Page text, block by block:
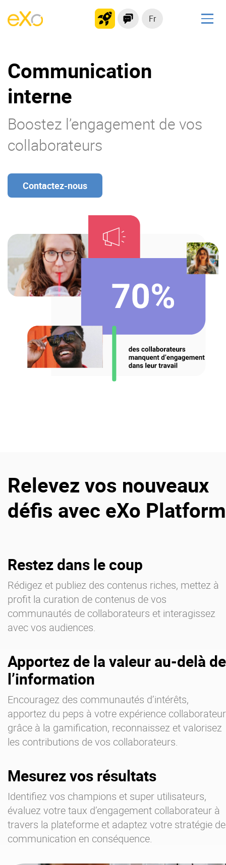
Fr
Plateforme collaborative
Réseau social
Hub de connaissances
Produit
La Plateforme
Pourquoi eXo ?
Offre Enterprise
eXo Hubs
A propos d’eXo
Centre de ressources
Contactez-nous
Communication
interne
Boostez l’engagement de vos
collaborateurs
Contactez-nous
Relevez vos nouveaux
défis avec eXo Platform
Restez dans le coup
Rédigez et publiez des contenus riches, mettez à
profit la curation de contenus de vos
communautés de collaborateurs et interagissez
avec vos audiences.
Apportez de la valeur au-delà de
l’information
Encouragez des communautés d’intérêts,
apportez du peps à votre expérience collaborateur
grâce à la gamification, reconnaissez et valorisez
les contributions de vos collaborateurs.
Mesurez vos résultats
Identifiez vos champions et super utilisateurs,
évaluez votre taux d’engagement collaborateur à
travers la plateforme et adaptez votre stratégie de
communication en conséquence.